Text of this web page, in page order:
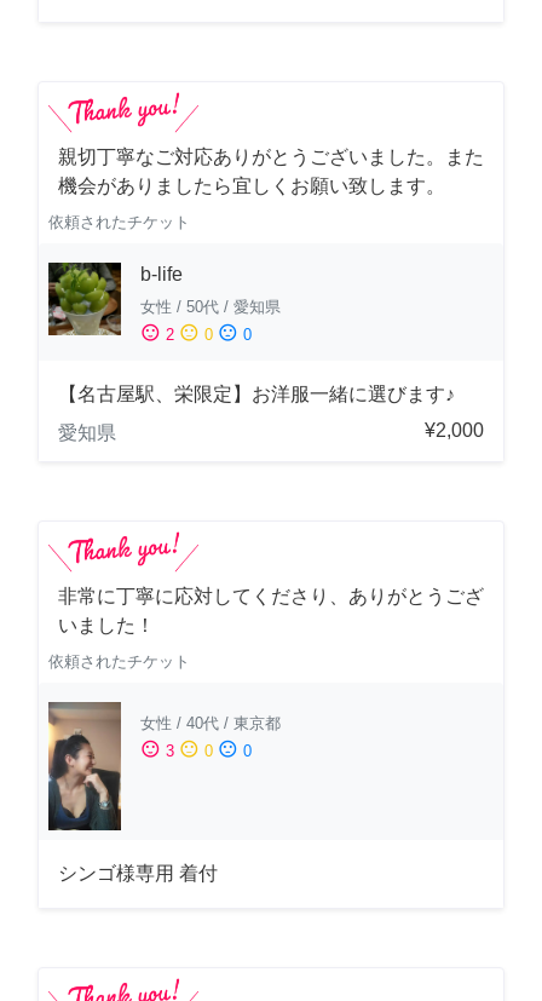
親切丁寧なご対応ありがとうございました。また
機会がありましたら宜しくお願い致します。
依頼されたチケット
b-life
女性 / 50代 / 愛知県
sentiment_satisfied 2 sentiment_neutral 0 sentiment_dissatisfied 0
【名古屋駅、栄限定】お洋服一緒に選びます♪
愛知県
¥2,000
非常に丁寧に応対してくださり、ありがとうござ
いました！
依頼されたチケット
女性 / 40代 / 東京都
sentiment_satisfied 3 sentiment_neutral 0 sentiment_dissatisfied 0
シンゴ様専用 着付